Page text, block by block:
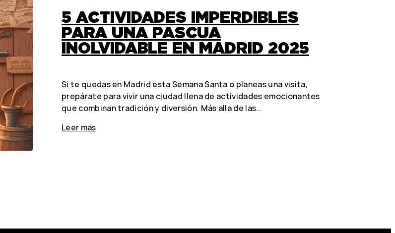
5 ACTIVIDADES IMPERDIBLES
PARA UNA PASCUA
INOLVIDABLE EN MADRID 2025
Si te quedas en Madrid esta Semana Santa o planeas una visita,
prepárate para vivir una ciudad llena de actividades emocionantes
que combinan tradición y diversión. Más allá de las…
Leer más